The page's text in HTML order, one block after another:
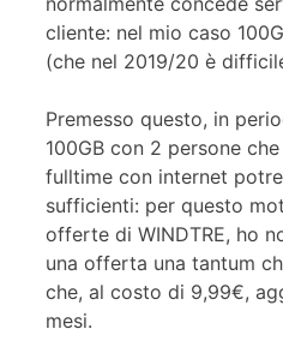
cliente: nel mio caso
(che nel 2019/20 è
Premesso questo, in
100GB con 2 persone
fulltime con internet
sufficienti: per questo
offerte di WINDTRE, ho
una offerta una tantum
che, al costo di 9,99€,
mesi.